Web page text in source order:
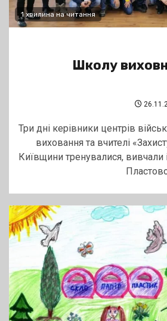
1 хвилина на читання
Школу
Три дні керівники центрів
виховання та вчителі
Київщини тренувалися, вивчали